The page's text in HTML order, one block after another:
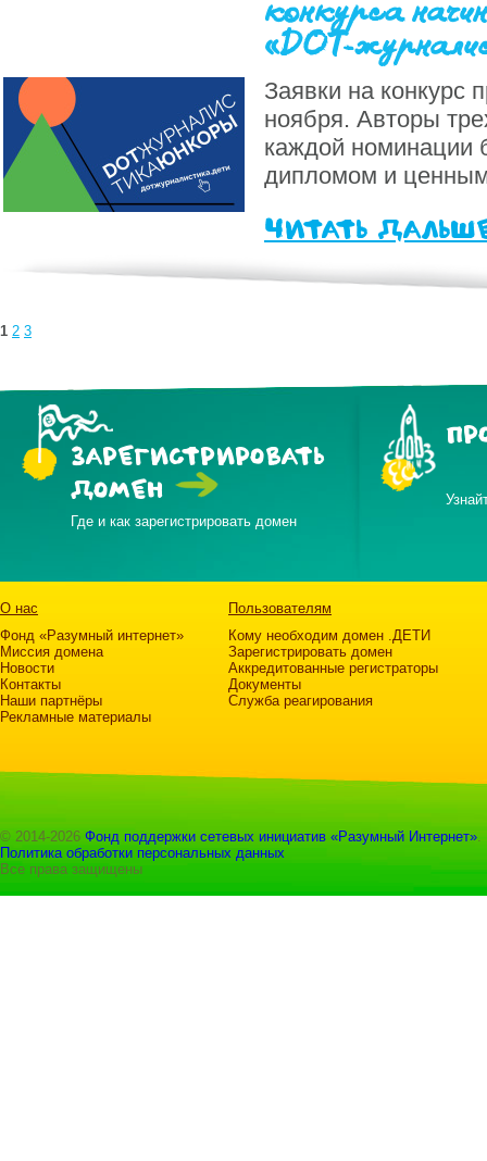
конкурса
«DOT-
Заявки на конкурс
ноября. Авторы
каждой номинации
дипломом и
читать
1 2 3
ЗАРЕГИСТРИРОВАТЬ
ДОМЕН
Где и как зарегистрировать домен
О нас
Фонд «Разумный интернет»
Миссия домена
Новости
Контакты
Наши партнёры
Рекламные материалы
Пользователям
Кому необходим домен .ДЕТИ
Зарегистрировать домен
Аккредитованные регистраторы
Документы
Служба реагирования
© 2014-2026 Фонд поддержки сетевых инициатив «Разумный Интернет»
Политика обработки персональных данных
Все права защищены